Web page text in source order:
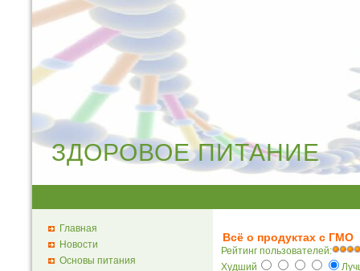
ЗДОРОВОЕ ПИТАНИЕ
Главная
Новости
Основы питания
Всё о продуктах с ГМО
Рейтинг пользователей:
Худший